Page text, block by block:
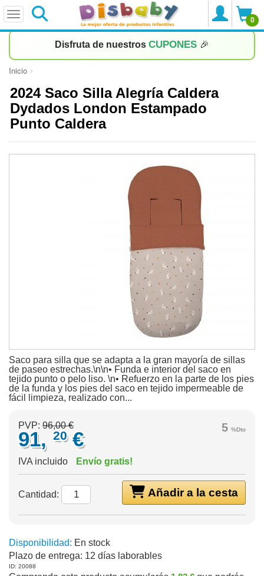
0
Disfruta de nuestros CUPONES 🎉
Inicio
2024 Saco Silla Alegría Caldera
Dydados London Estampado
Punto Caldera
Saco para silla que se adapta a la gran mayoría de sillas
de paseo estrechas.\n\n• Funda e interior del saco en
tejido punto o pelo liso. \n• Refuerzo en la parte de los pies
de la funda y los pies del saco en tejido impermeable de
fácil limpieza, realizado con...
5 %Dto
PVP: 96,00 €
91, 20 €
IVA incluido Envío gratis!
Añadir a la cesta
Cantidad:
Disponibilidad: En stock
Plazo de entrega: 12 días laborables
ID: 20088